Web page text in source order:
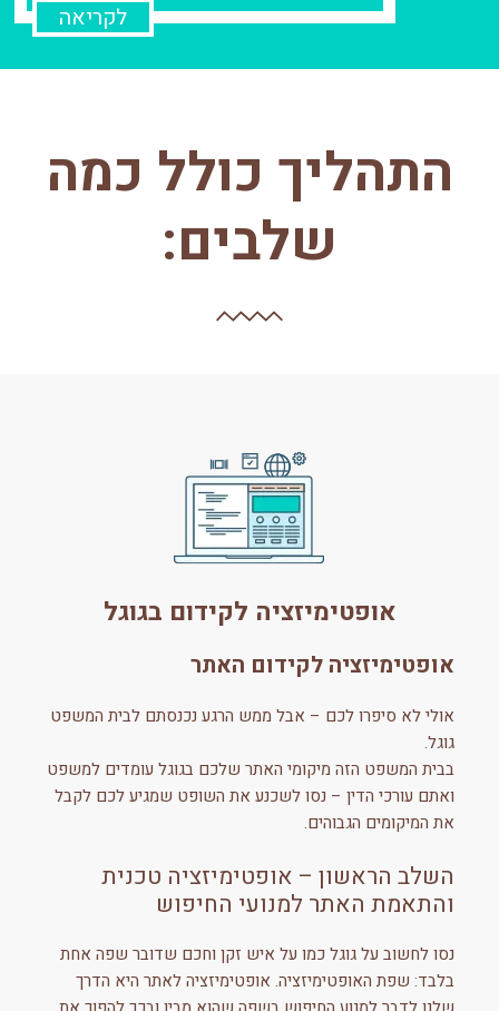
לקריאה
התהליך כולל כמה
שלבים:
אופטימיזציה לקידום בגוגל
אופטימיזציה לקידום האתר
אולי לא סיפרו לכם – אבל ממש הרגע נכנסתם לבית המשפט
גוגל.
בבית המשפט הזה מיקומי האתר שלכם בגוגל עומדים למשפט
ואתם עורכי הדין – נסו לשכנע את השופט שמגיע לכם לקבל
את המיקומים הגבוהים.
השלב הראשון – אופטימיזציה טכנית
והתאמת האתר למנועי החיפוש
נסו לחשוב על גוגל כמו על איש זקן וחכם שדובר שפה אחת
בלבד: שפת האופטימיזציה. אופטימיזציה לאתר היא הדרך